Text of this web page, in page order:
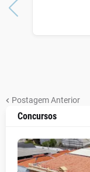
Postagem Anterior
Concursos